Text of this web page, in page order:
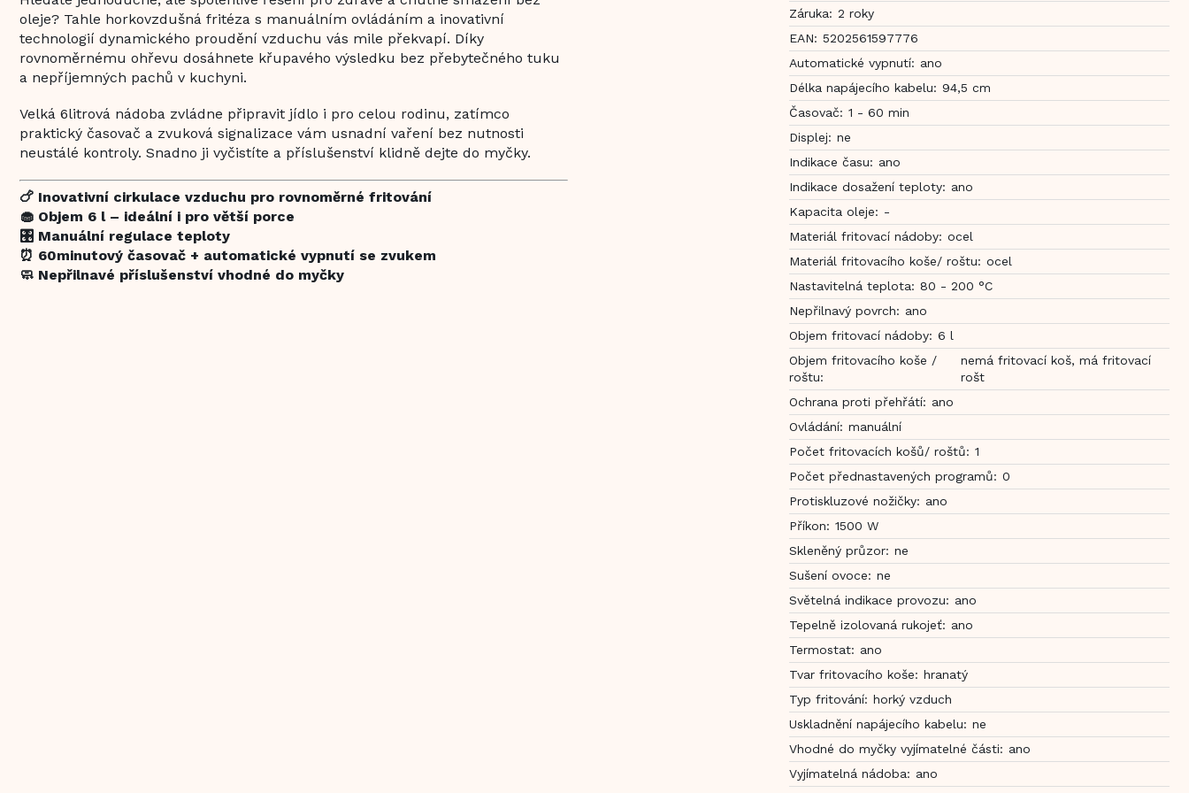
oleje? Tahle horkovzdušná fritéza s manuálním ovládáním a inovativní
technologií dynamického proudění vzduchu vás mile překvapí. Díky
rovnoměrnému ohřevu dosáhnete křupavého výsledku bez přebytečného tuku
a nepříjemných pachů v kuchyni.
Velká 6litrová nádoba zvládne připravit jídlo i pro celou rodinu, zatímco
praktický časovač a zvuková signalizace vám usnadní vaření bez nutnosti
neustálé kontroly. Snadno ji vyčistíte a příslušenství klidně dejte do myčky.
🍗 Inovativní cirkulace vzduchu pro rovnoměrné fritování
🧁 Objem 6 l – ideální i pro větší porce
🎛️ Manuální regulace teploty
⏰ 60minutový časovač + automatické vypnutí se zvukem
🧼 Nepřilnavé příslušenství vhodné do myčky
Záruka: 2 roky
EAN: 5202561597776
Automatické vypnutí: ano
Délka napájecího kabelu: 94,5 cm
Časovač: 1 - 60 min
Displej: ne
Indikace času: ano
Indikace dosažení teploty: ano
Kapacita oleje: -
Materiál fritovací nádoby: ocel
Materiál fritovacího koše/ roštu: ocel
Nastavitelná teplota: 80 - 200 °C
Nepřilnavý povrch: ano
Objem fritovací nádoby: 6 l
Objem fritovacího koše /
roštu:
nemá fritovací koš, má fritovací
rošt
Ochrana proti přehřátí: ano
Ovládání: manuální
Počet fritovacích košů/ roštů: 1
Počet přednastavených programů: 0
Protiskluzové nožičky: ano
Příkon: 1500 W
Skleněný průzor: ne
Sušení ovoce: ne
Světelná indikace provozu: ano
Tepelně izolovaná rukojeť: ano
Termostat: ano
Tvar fritovacího koše: hranatý
Typ fritování: horký vzduch
Uskladnění napájecího kabelu: ne
Vhodné do myčky vyjímatelné části: ano
Vyjímatelná nádoba: ano